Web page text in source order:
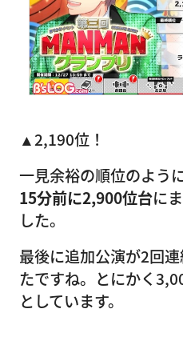
▲2,190位！
一見余裕の順位のよう
15分前に2,900位台に
した。
最後に追加公演が2回
たですね。とにかく
としています。